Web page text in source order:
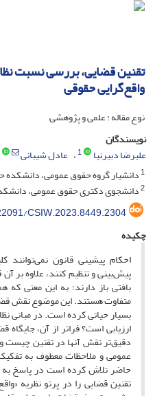
تقنین قضایی، ‌‌بررسی نسبت
واقع‌گرایی حقوقی
نوع مقاله : علمی و پژوهشی
نویسندگان
علیرضا دبیرنیا
1 عادل شیبانی
1دانشیار گروه حقوق عمومی، ‌‌دانشکده
2دانشجوی دکتری حقوق عمومی،
CSIW.2023.8449.2304
چکیده
احکام پیشینی قانون
پیش‌بینی و تنظیم کنند، ‌‌علاوه بر
بافتی باز دارند؛ به این معنی
متفاوت هستند. این موضوع نقش
بسیار حیاتی کرده است. در مبانی
ارزیابی است؟ فراتر از آن،
دقیق‌تر نقش آنها در تقنین چیست
عمومی و ملاحظات معطوف به
حاضر تلاش کرده است در پاسخ
تقنین قضایی را در پرتو نظریه